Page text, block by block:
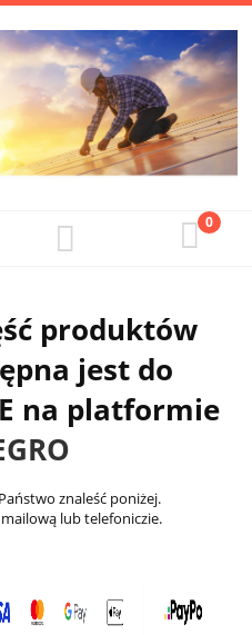
produktów
jest do
na platformie
znaleść poniżej.
lub telefoniczie.